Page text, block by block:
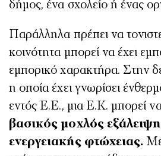
δήμος, ένα σχολείο ή ένας
Παράλληλα πρέπει να
κοινότητα μπορεί να έχει
εμπορικό χαρακτήρα. Στην
η οποία έχει γνωρίσει
εντός Ε.Ε., μια Ε.Κ. μπορεί
βασικός μοχλός
ενεργειακής φτώχειας.